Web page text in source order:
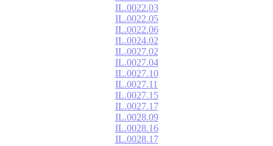
IL.0022.03
IL.0022.05
IL.0022.06
IL.0024.02
IL.0027.02
IL.0027.04
IL.0027.10
IL.0027.11
IL.0027.15
IL.0027.17
IL.0028.09
IL.0028.16
IL.0028.17